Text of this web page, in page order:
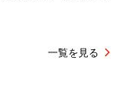
一覧を見る